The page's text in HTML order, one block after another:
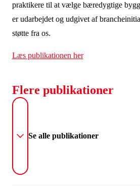
praktikere til at vælge bæredygtige
er udarbejdet og udgivet af
støtte fra os.
Læs publikationen her
Flere publikationer
Se alle publikationer